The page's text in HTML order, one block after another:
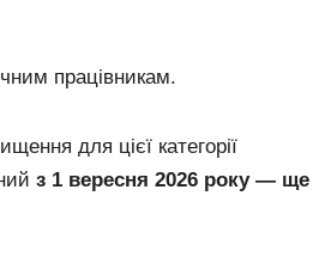
працівникам.
для цієї категорії
з 1 вересня 2026 року — ще